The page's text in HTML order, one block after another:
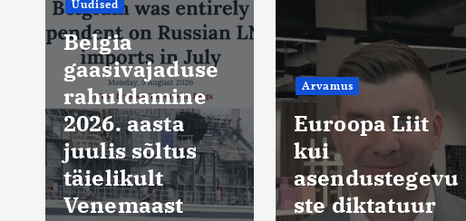
Arvamus
Euroopa Liit
kui
asendustegevu
ste diktatuur
Arvamus
Mario Maripuu:
Millal
hakatakse
vaktsiiniterrori
ste liistule
tõmbama?